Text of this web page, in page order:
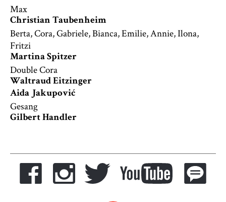
Max
Christian Taubenheim
Berta, Cora, Gabriele, Bianca, Emilie, Annie, Ilona,
Fritzi
Martina Spitzer
Double Cora
Waltraud Eitzinger
Aida Jakupović
Gesang
Gilbert Handler